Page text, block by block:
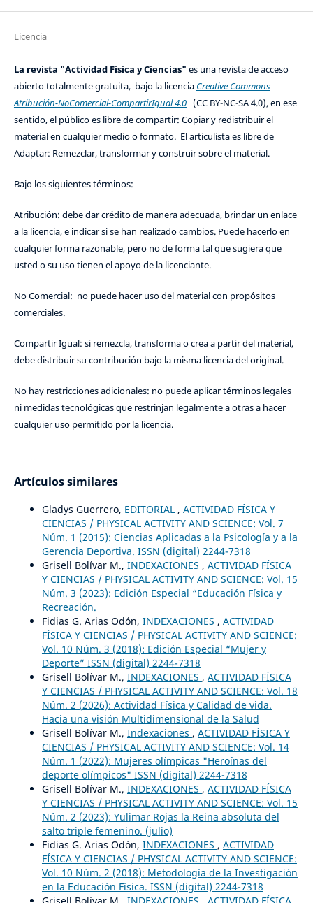
Licencia
La revista "Actividad Física y Ciencias" es una revista de acceso
abierto totalmente gratuita, bajo la licencia Creative Commons
Atribución-NoComercial-CompartirIgual 4.0(CC BY-NC-SA 4.0), en ese
sentido, el público es libre de compartir: Copiar y redistribuir el
material en cualquier medio o formato. El articulista es libre de
Adaptar: Remezclar, transformar y construir sobre el material.
Bajo los siguientes términos:
Atribución: debe dar crédito de manera adecuada, brindar un enlace
a la licencia, e indicar si se han realizado cambios. Puede hacerlo en
cualquier forma razonable, pero no de forma tal que sugiera que
usted o su uso tienen el apoyo de la licenciante.
No Comercial: no puede hacer uso del material con propósitos
comerciales.
Compartir Igual: si remezcla, transforma o crea a partir del material,
debe distribuir su contribución bajo la misma licencia del original.
No hay restricciones adicionales: no puede aplicar términos legales
ni medidas tecnológicas que restrinjan legalmente a otras a hacer
cualquier uso permitido por la licencia.
Artículos similares
Gladys Guerrero, EDITORIAL , ACTIVIDAD FÍSICA Y
CIENCIAS / PHYSICAL ACTIVITY AND SCIENCE: Vol. 7
Núm. 1 (2015): Ciencias Aplicadas a la Psicología y a la
Gerencia Deportiva. ISSN (digital) 2244-7318
Grisell Bolívar M., INDEXACIONES , ACTIVIDAD FÍSICA
Y CIENCIAS / PHYSICAL ACTIVITY AND SCIENCE: Vol. 15
Núm. 3 (2023): Edición Especial “Educación Física y
Recreación.
Fidias G. Arias Odón, INDEXACIONES , ACTIVIDAD
FÍSICA Y CIENCIAS / PHYSICAL ACTIVITY AND SCIENCE:
Vol. 10 Núm. 3 (2018): Edición Especial “Mujer y
Deporte” ISSN (digital) 2244-7318
Grisell Bolívar M., INDEXACIONES , ACTIVIDAD FÍSICA
Y CIENCIAS / PHYSICAL ACTIVITY AND SCIENCE: Vol. 18
Núm. 2 (2026): Actividad Física y Calidad de vida.
Hacia una visión Multidimensional de la Salud
Grisell Bolívar M., Indexaciones , ACTIVIDAD FÍSICA Y
CIENCIAS / PHYSICAL ACTIVITY AND SCIENCE: Vol. 14
Núm. 1 (2022): Mujeres olímpicas "Heroínas del
deporte olímpicos" ISSN (digital) 2244-7318
Grisell Bolívar M., INDEXACIONES , ACTIVIDAD FÍSICA
Y CIENCIAS / PHYSICAL ACTIVITY AND SCIENCE: Vol. 15
Núm. 2 (2023): Yulimar Rojas la Reina absoluta del
salto triple femenino. (julio)
Fidias G. Arias Odón, INDEXACIONES , ACTIVIDAD
FÍSICA Y CIENCIAS / PHYSICAL ACTIVITY AND SCIENCE:
Vol. 10 Núm. 2 (2018): Metodología de la Investigación
en la Educación Física. ISSN (digital) 2244-7318